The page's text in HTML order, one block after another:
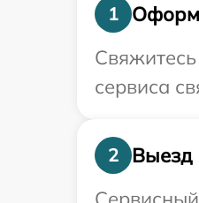
1
сервиса
2
Выезд